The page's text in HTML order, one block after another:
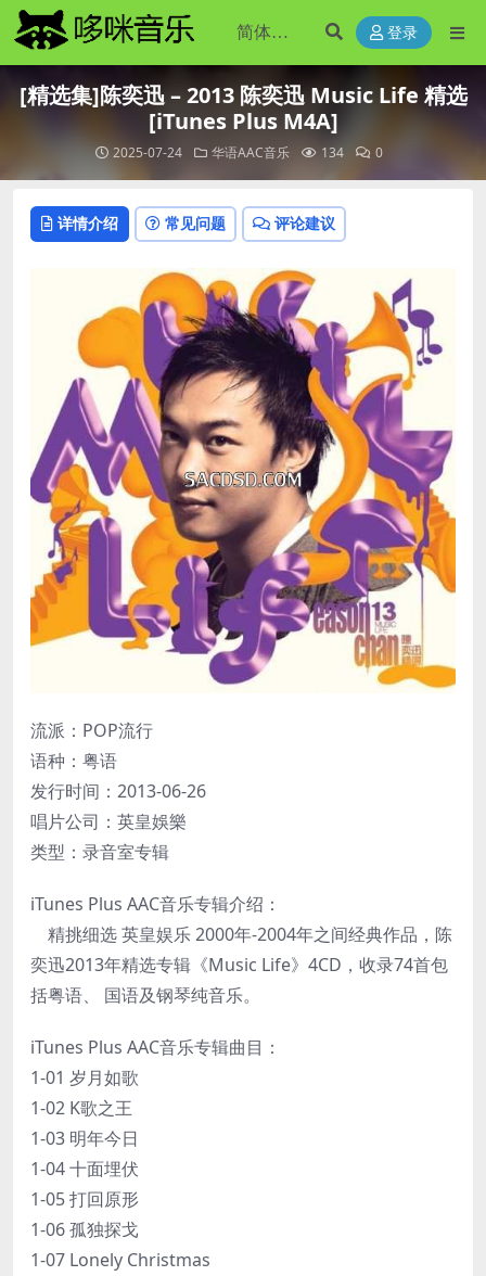
登录
[精选集]陈奕迅 – 2013 陈奕迅 Music Life 精选
[iTunes Plus M4A]
2025-07-24 华语AAC音乐 134 0
详情介绍 常见问题 评论建议
流派：POP流行
语种：粤语
发行时间：2013-06-26
唱片公司：英皇娛樂
类型：录音室专辑
iTunes Plus AAC音乐专辑介绍：
精挑细选 英皇娱乐 2000年-2004年之间经典作品，陈
奕迅2013年精选专辑《Music Life》4CD，收录74首包
括粤语、 国语及钢琴纯音乐。
iTunes Plus AAC音乐专辑曲目：
1-01 岁月如歌
1-02 K歌之王
1-03 明年今日
1-04 十面埋伏
1-05 打回原形
1-06 孤独探戈
1-07 Lonely Christmas